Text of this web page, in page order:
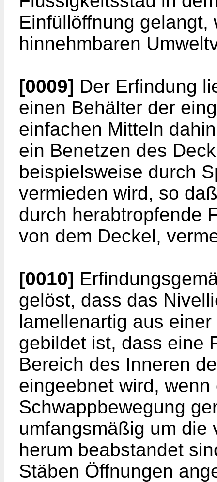
Einfüllöffnung
hinnehmbaren
[0009] Der Erfindung
einen Behälter der
einfachen Mitteln
ein Benetzen des
beispielsweise durch
vermieden wird, so
durch herabtropfende
von dem Deckel,
[0010]
gelöst, dass das
lamellenartig aus
gebildet ist, dass eine
Bereich des Inneren
eingeebnet wird,
Schwappbewegung
umfangsmäßig um die
herum beabstandet
Stäben Öffnungen